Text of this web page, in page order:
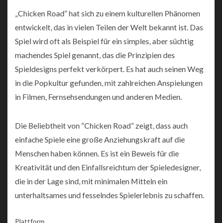
„Chicken Road“ hat sich zu einem kulturellen Phänomen
entwickelt, das in vielen Teilen der Welt bekannt ist. Das
Spiel wird oft als Beispiel für ein simples, aber süchtig
machendes Spiel genannt, das die Prinzipien des
Spieldesigns perfekt verkörpert. Es hat auch seinen Weg
in die Popkultur gefunden, mit zahlreichen Anspielungen
in Filmen, Fernsehsendungen und anderen Medien.
Die Beliebtheit von “Chicken Road” zeigt, dass auch
einfache Spiele eine große Anziehungskraft auf die
Menschen haben können. Es ist ein Beweis für die
Kreativität und den Einfallsreichtum der Spieledesigner,
die in der Lage sind, mit minimalen Mitteln ein
unterhaltsames und fesselndes Spielerlebnis zu schaffen.